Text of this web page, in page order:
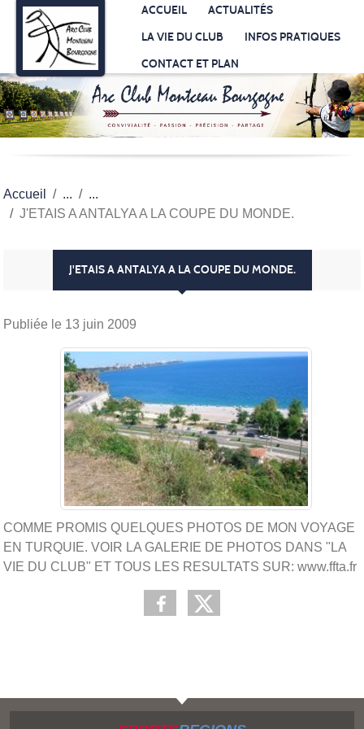
ACCUEIL
ACTUALITÉS
LA VIE DU CLUB
INFOS PRATIQUES
CONTACT ET PLAN
Accueil
J'ETAIS A ANTALYA A LA COUPE DU MONDE.
J'ETAIS A ANTALYA A LA COUPE DU MONDE.
Publiée le 13 juin 2009
COMME PROMIS QUELQUES PHOTOS DE MON VOYAGE
EN TURQUIE. VOIR LA GALERIE DE PHOTOS DANS "LA
VIE DU CLUB" ET TOUS LES RESULTATS SUR: www.ffta.fr
Panneau de gestion des cookies